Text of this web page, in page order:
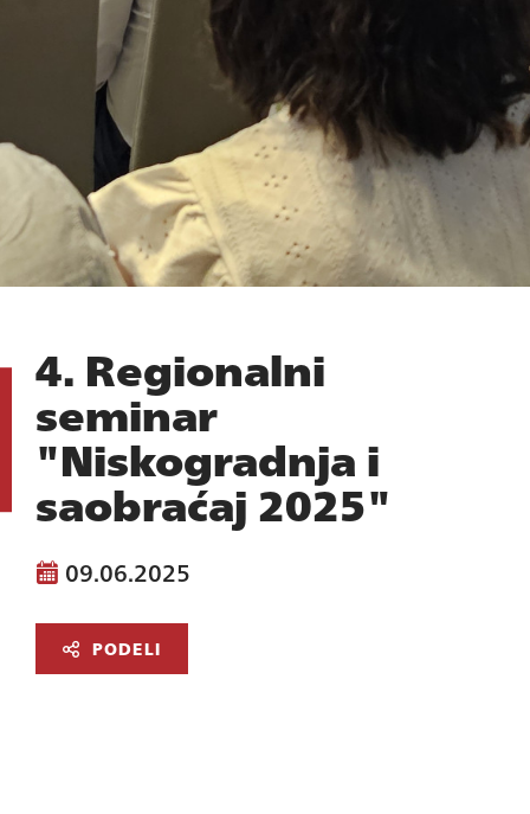
4. Regionalni
seminar
"Niskogradnja i
saobraćaj 2025"
09.06.2025
PODELI